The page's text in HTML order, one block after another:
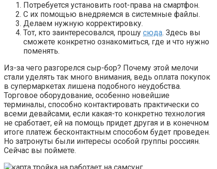
Потребуется установить root-права на смартфон.
С их помощью внедряемся в системные файлы.
Делаем нужную корректировку.
Тот, кто заинтересовался, прошу сюда. Здесь вы
сможете конкретно ознакомиться, где и что нужно
поменять.
Из-за чего разгорелся сыр-бор? Почему этой мелочи
стали уделять так много внимания, ведь оплата покупок
в супермаркетах лишена подобного неудобства.
Торговое оборудование, особенно новейшие
терминалы, способно контактировать практически со
всеми девайсами, если какая-то конкретно технология
не сработает, ей на помощь придет другая и в конечном
итоге платеж бесконтактным способом будет проведен.
Но затронуты были интересы особой группы россиян.
Сейчас вы поймете.